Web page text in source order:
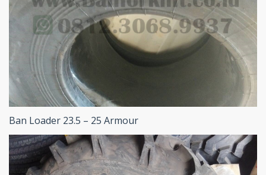
Ban Loader 23.5 – 25 Armour